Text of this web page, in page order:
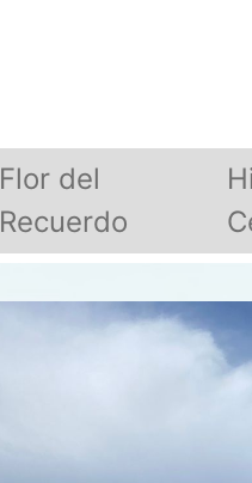
Flor del
Recuerdo